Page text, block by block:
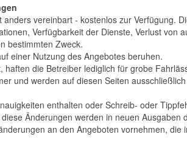
vereinbart - kostenlos zur Verfügung.
Verfügbarkeit der Dienste, Verlust von
bestimmten Zweck.
einer Nutzung des Angebotes beruhen.
die Betreiber lediglich für grobe
und werden auf diesen Seiten
enthalten oder Schreib- oder
Änderungen werden in neuen Ausgaben
an den Angeboten vornehmen, die